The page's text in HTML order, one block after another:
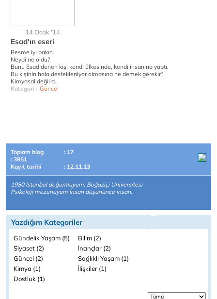
14 Ocak '14
Esad'ın eseri
Resme iyi bakın.
Neydi ne oldu?
Bunu Esad denen kişi kendi ülkesinde, kendi insanına yaptı.
Bu kişinin hala destekleniyor olmasına ne demek gerekir?
Kimyasal değil d..
Kategori : Güncel
Toplam blog
: 17
: 3951
Kayıt tarihi
: 12.11.13
1980 Istanbul doğumluyum. Boğaziçi Universitesi
Psikoloji mezunuyum İnsan düşününce insan..
Yazdığım Kategoriler
Gündelik Yaşam (5)
Bilim (2)
Siyaset (2)
İnançlar (2)
Güncel (2)
Sağlıklı Yaşam (1)
Kimya (1)
İlişkiler (1)
Dostluk (1)